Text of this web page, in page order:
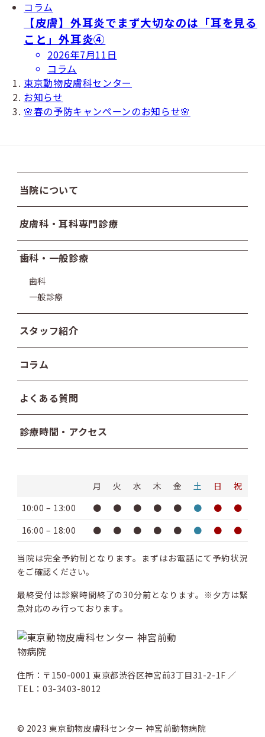
コラム
【皮膚】外耳炎でまず大切なのは「耳を見る
こと」外耳炎④
投
稿
日
2026年7月11日
コラム
東京動物皮膚科センター
お知らせ
🌸春の予防キャンペーンのお知らせ🌸
月 火 水 木 金 土 日
祝
10:00 – 13:00
● ● ● ● ● ● ●
●
16:00 – 18:00
● ● ● ● ● ● ● ●
当院は完全予約制となります。まずはお電話にて予約状況
をご確認ください。
最終受付は診察時間終了の30分前となります。※夕方は緊
急対応のみ行っております。
住所：〒150-0001 東京都渋谷区神宮前3丁目31-2-1F ／
TEL：03-3403-8012
当院について
皮膚科・耳科専門診療
歯科・一般診療
歯科
一般診療
スタッフ紹介
コラム
よくある質問
診療時間・アクセス
© 2023 東京動物皮膚科センター 神宮前動物病院